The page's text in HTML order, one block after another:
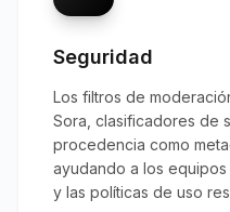
Seguridad
Los filtros de
Sora, clasificadores de
procedencia como
ayudando a los
y las políticas de uso